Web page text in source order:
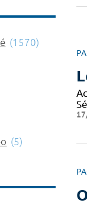
(1570)
(5)